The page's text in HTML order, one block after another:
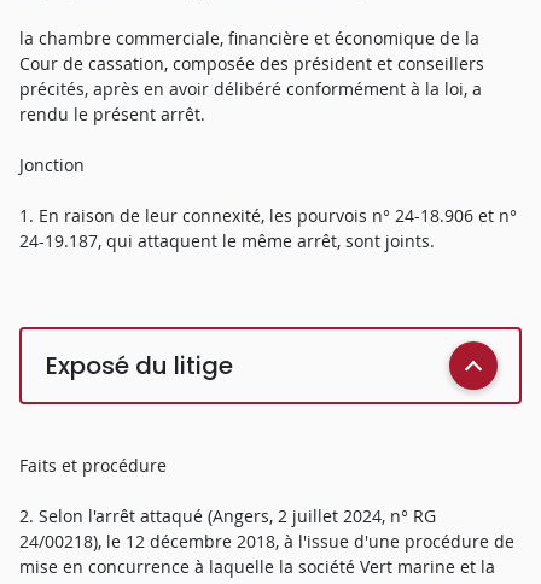
la chambre commerciale, financière et économique de la
Cour de cassation, composée des président et conseillers
précités, après en avoir délibéré conformément à la loi, a
rendu le présent arrêt.
Jonction
1. En raison de leur connexité, les pourvois n° 24-18.906 et n°
24-19.187, qui attaquent le même arrêt, sont joints.
Exposé du litige
Faits et procédure
2. Selon l'arrêt attaqué (Angers, 2 juillet 2024, n° RG
24/00218), le 12 décembre 2018, à l'issue d'une procédure de
mise en concurrence à laquelle la société Vert marine et la